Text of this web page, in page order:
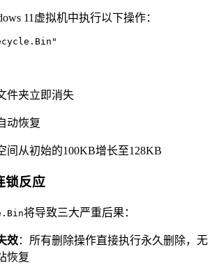
11虚拟机中执行以下操作：
件夹立即消失
动恢复
间从初始的100KB增长至128KB
锁反应
将导致三大严重后果：
效：所有删除操作直接执行永久删除，无
恢复